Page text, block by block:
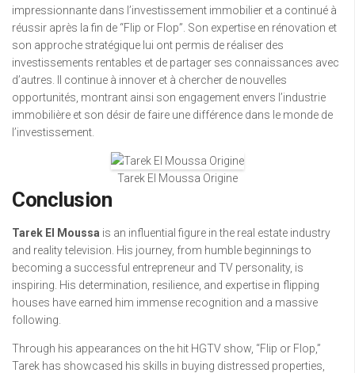
impressionnante dans l’investissement immobilier et a continué à
réussir après la fin de “Flip or Flop”. Son expertise en rénovation et
son approche stratégique lui ont permis de réaliser des
investissements rentables et de partager ses connaissances avec
d’autres. Il continue à innover et à chercher de nouvelles
opportunités, montrant ainsi son engagement envers l’industrie
immobilière et son désir de faire une différence dans le monde de
l’investissement.
Tarek El Moussa Origine
Conclusion
Tarek El Moussa is an influential figure in the real estate industry
and reality television. His journey, from humble beginnings to
becoming a successful entrepreneur and TV personality, is
inspiring. His determination, resilience, and expertise in flipping
houses have earned him immense recognition and a massive
following.
Through his appearances on the hit HGTV show, “Flip or Flop,”
Tarek has showcased his skills in buying distressed properties,